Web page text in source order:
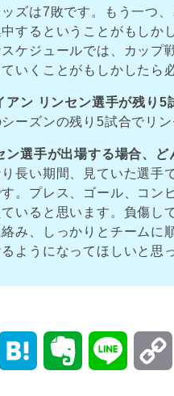
ッズは7敗です。もう一つ
するということがもしか
ケジュールでは、カップ
いくことがもしかしたら
アン リンセン選手が残り5
シーズンの残り5試合でリ
ン選手が出場する場合、
り長い期間、見ていた選
。プレス、ゴール、コン
いると思います。負傷し
み、しっかりとチームに
ようになってほしいと思